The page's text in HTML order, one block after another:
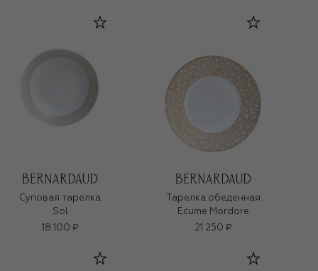
Суповая тарелка
Sol
18 100 ₽
Тарелка обеденная
Ecume Mordore
21 250 ₽